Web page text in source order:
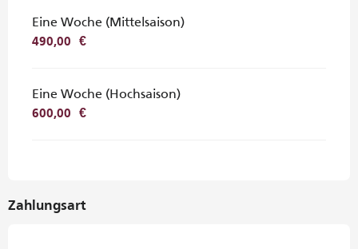
Eine Woche (Mittelsaison)
490,00 €
Eine Woche (Hochsaison)
600,00 €
Zahlungsart